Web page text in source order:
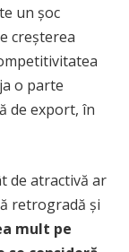
un șoc
creșterea
o parte
de export, în
de atractivă ar
retrogradă și
mult pe